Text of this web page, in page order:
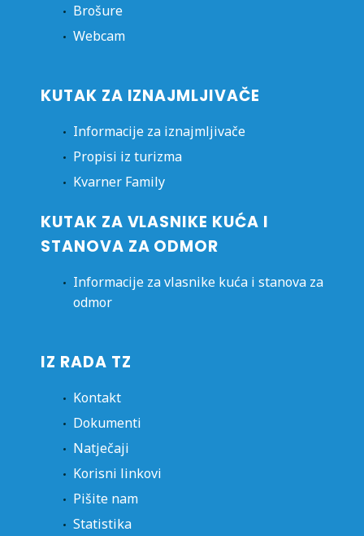
Brošure
Webcam
KUTAK ZA IZNAJMLJIVAČE
Informacije za iznajmljivače
Propisi iz turizma
Kvarner Family
KUTAK ZA VLASNIKE KUĆA I
STANOVA ZA ODMOR
Informacije za vlasnike kuća i stanova za
odmor
IZ RADA TZ
Kontakt
Dokumenti
Natječaji
Korisni linkovi
Pišite nam
Statistika